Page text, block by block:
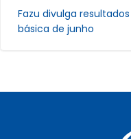
Fazu divulga
básica de junho